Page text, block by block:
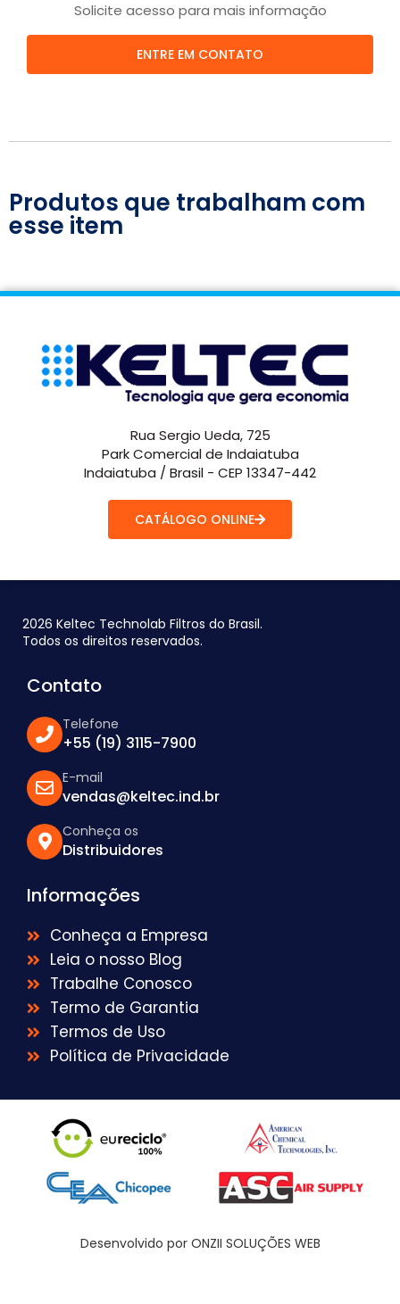
Solicite acesso para mais informação
ENTRE EM CONTATO
Produtos que trabalham com
esse item
Rua Sergio Ueda, 725
Park Comercial de Indaiatuba
Indaiatuba / Brasil - CEP 13347-442
CATÁLOGO ONLINE
2026 Keltec Technolab Filtros do Brasil.
Todos os direitos reservados.
Contato
Telefone
+55 (19) 3115-7900
E-mail
vendas@keltec.ind.br
Conheça os
Distribuidores
Informações
Conheça a Empresa
Leia o nosso Blog
Trabalhe Conosco
Termo de Garantia
Termos de Uso
Política de Privacidade
Desenvolvido por ONZII SOLUÇÕES WEB